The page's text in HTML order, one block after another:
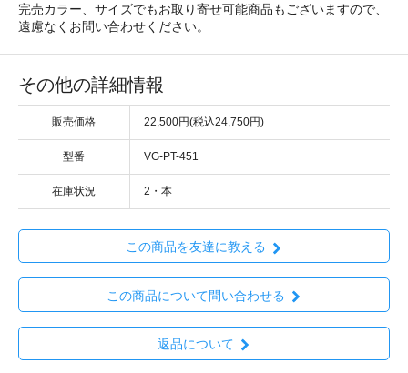
完売カラー、サイズでもお取り寄せ可能商品もございますので、
遠慮なくお問い合わせください。
その他の詳細情報
販売価格 22,500円(税込24,750円)
型番 VG-PT-451
在庫状況 2・本
この商品を友達に教える
この商品について問い合わせる
返品について